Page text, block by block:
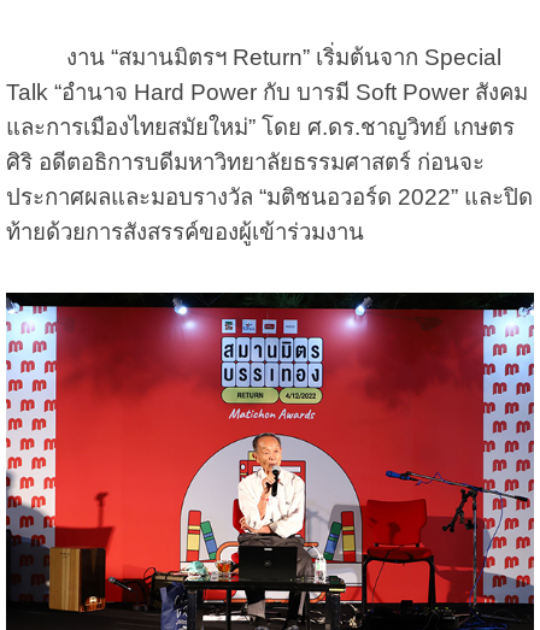
งาน “สมานมิตรฯ Return” เริ่มต้นจาก Special
Talk “อำนาจ Hard Power กับ บารมี Soft Power สังคม
และการเมืองไทยสมัยใหม่” โดย ศ.ดร.ชาญวิทย์ เกษตร
ศิริ อดีตอธิการบดีมหาวิทยาลัยธรรมศาสตร์ ก่อนจะ
ประกาศผลและมอบรางวัล “มติชนอวอร์ด 2022” และปิด
ท้ายด้วยการสังสรรค์ของผู้เข้าร่วมงาน